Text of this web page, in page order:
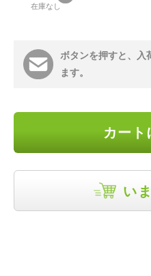
在庫なし
ボタンを押すと、入
ます。
カート
い